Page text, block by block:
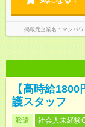
掲載元企業名 マンパ
【高時給
護スタッフ
派遣 社会人未経験